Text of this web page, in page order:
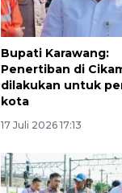
Bupati Karawang:
Penertiban di
dilakukan untuk
kota
17 Juli 2026 17:13